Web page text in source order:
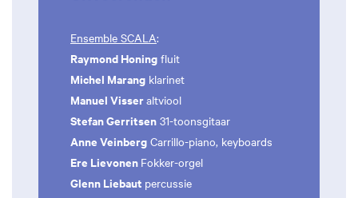
Ensemble SCALA:
Raymond Honing fluit
Michel Marang klarinet
Manuel Visseraltviool
Stefan Gerritsen 31-toonsgitaar
Anne Veinberg Carrillo-piano, keyboards
Ere Lievonen Fokker-orgel
Glenn Liebaut percussie